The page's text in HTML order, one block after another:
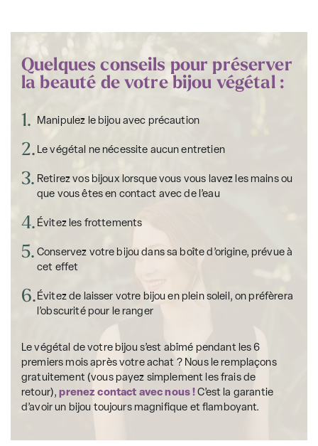
Quelques conseils pour préserver
la beauté de votre bijou végétal :
1. Manipulez le bijou avec précaution
2. Le végétal ne nécessite aucun entretien
3. Retirez vos bijoux lorsque vous vous lavez les mains ou
que vous êtes en contact avec de l’eau
4. Évitez les frottements
5. Conservez votre bijou dans sa boîte d’origine, prévue à
cet effet
6. Évitez de laisser votre bijou en plein soleil, on préfèrera
l’obscurité pour le ranger
Le végétal de votre bijou s’est abîmé pendant les 6
premiers mois après votre achat ? Nous le remplaçons
gratuitement (vous payez simplement les frais de
retour),prenez contact avec nous ! C’est la garantie
d’avoir un bijou toujours magnifique et flamboyant.